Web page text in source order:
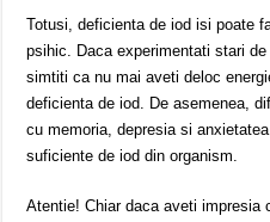
Totusi, deficienta de iod isi poate
psihic. Daca experimentati stari
simtiti ca nu mai aveti deloc
deficienta de iod. De asemenea,
cu memoria, depresia si
suficiente de iod din organism.
Atentie! Chiar daca aveti impresia